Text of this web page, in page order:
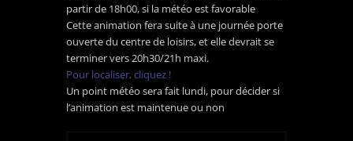
partir de 18h00, si la météo est favorable
Cette animation fera suite à une journée porte
ouverte du centre de loisirs, et elle devrait se
terminer vers 20h30/21h maxi.
Pour localiser, cliquez !
Un point météo sera fait lundi, pour décider si
l’animation est maintenue ou non